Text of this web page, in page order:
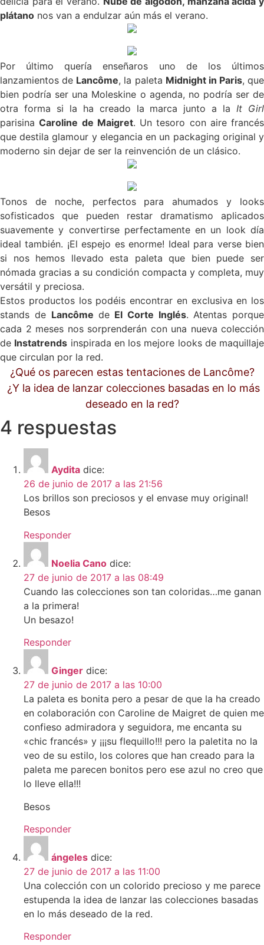
plátano nos van a endulzar aún más el verano.
Por último quería enseñaros uno de los últimos
lanzamientos de Lancôme, la paleta Midnight in Paris, que
bien podría ser una Moleskine o agenda, no podría ser de
otra forma si la ha creado la marca junto a la It Girl
parisinaCaroline de Maigret. Un tesoro con aire francés
que destila glamour y elegancia en un packaging original y
moderno sin dejar de ser la reinvención de un clásico.
Tonos de noche, perfectos para ahumados y looks
sofisticados que pueden restar dramatismo aplicados
suavemente y convertirse perfectamente en un look día
ideal también. ¡El espejo es enorme! Ideal para verse bien
si nos hemos llevado esta paleta que bien puede ser
nómada gracias a su condición compacta y completa, muy
versátil y preciosa.
Estos productos los podéis encontrar en exclusiva en los
stands de Lancôme de El Corte Inglés. Atentas porque
cada 2 meses nos sorprenderán con una nueva colección
de Instatrends inspirada en los mejore looks de maquillaje
que circulan por la red.
¿Qué os parecen estas tentaciones de Lancôme?
¿Y la idea de lanzar colecciones basadas en lo más
deseado en la red?
4 respuestas
Aydita dice:
26 de junio de 2017 a las 21:56
Los brillos son preciosos y el envase muy original!
Besos
Responder
Noelia Cano dice:
27 de junio de 2017 a las 08:49
Cuando las colecciones son tan coloridas…me ganan
a la primera!
Un besazo!
Responder
Ginger dice:
27 de junio de 2017 a las 10:00
La paleta es bonita pero a pesar de que la ha creado
en colaboración con Caroline de Maigret de quien me
confieso admiradora y seguidora, me encanta su
«chic francés» y ¡¡¡su flequillo!!! pero la paletita no la
veo de su estilo, los colores que han creado para la
paleta me parecen bonitos pero ese azul no creo que
lo lleve ella!!!
Besos
Responder
ángeles dice:
27 de junio de 2017 a las 11:00
Una colección con un colorido precioso y me parece
estupenda la idea de lanzar las colecciones basadas
en lo más deseado de la red.
Responder